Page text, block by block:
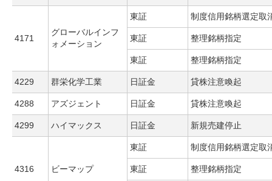
4171
グローバルインフ
ォメーション
東証 制度信用銘柄選定取
東証 整理銘柄指定
東証 整理銘柄指定
4229 群栄化学工業 日証金 貸株注意喚起
4288 アズジェント 日証金 貸株注意喚起
4299 ハイマックス 日証金 新規売建停止
4316 ビーマップ
東証 制度信用銘柄選定取
東証 整理銘柄指定